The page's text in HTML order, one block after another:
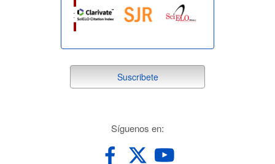
suscribete
Suscribete
Síguenos en: